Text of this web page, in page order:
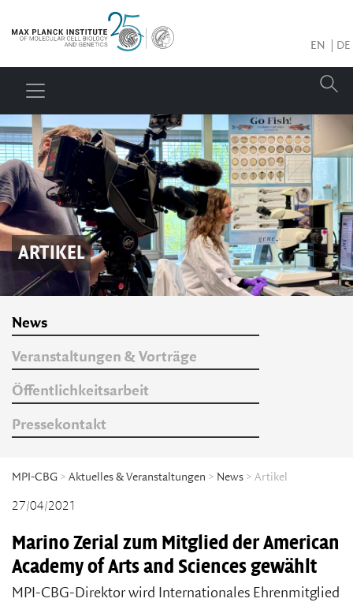
EN DE
ARTIKEL
News
Veranstaltungen & Vorträge
Öffentlichkeitsarbeit
Pressekontakt
MPI-CBG > Aktuelles & Veranstaltungen > News > Artikel
27/04/2021
Marino Zerial zum Mitglied der American
Academy of Arts and Sciences gewählt
MPI-CBG-Direktor wird Internationales Ehrenmitglied